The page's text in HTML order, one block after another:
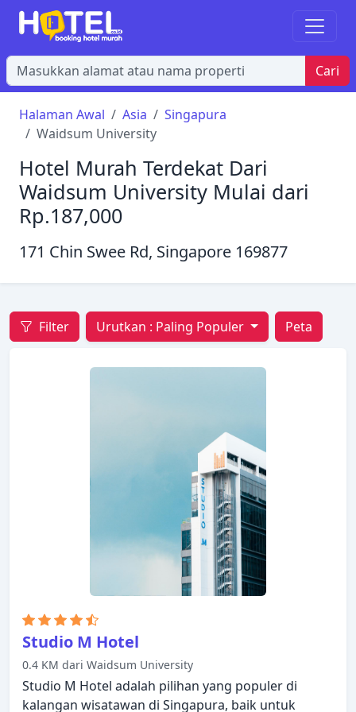
Cari
Halaman Awal Asia
Singapura
Waidsum University
Hotel Murah Terdekat Dari
Waidsum University Mulai dari
Rp.187,000
171 Chin Swee Rd, Singapore 169877
Filter Urutkan : Paling Populer Peta
Studio M Hotel
0.4 KM dari Waidsum University
Studio M Hotel adalah pilihan yang populer di
kalangan wisatawan di Singapura, baik untuk